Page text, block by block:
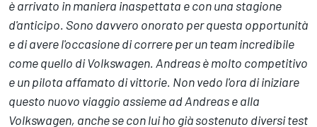
è arrivato in maniera inaspettata e con una stagione
d'anticipo. Sono davvero onorato per questa opportunità
e di avere l'occasione di correre per un team incredibile
come quello di Volkswagen. Andreas è molto competitivo
e un pilota affamato di vittorie. Non vedo l'ora di iniziare
questo nuovo viaggio assieme ad Andreas e alla
Volkswagen, anche se con lui ho già sostenuto diversi test